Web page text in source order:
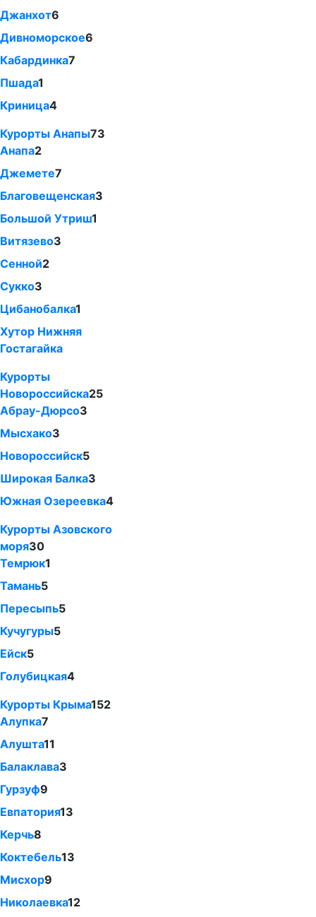
Джанхот6
Дивноморское6
Кабардинка7
Пшада1
Криница4
Курорты Анапы73
Анапа2
Джемете7
Благовещенская3
Большой Утриш1
Витязево3
Сенной2
Сукко3
Цибанобалка1
Хутор Нижняя
Гостагайка
Курорты
Новороссийска25
Абрау-Дюрсо3
Мысхако3
Новороссийск5
Широкая Балка3
Южная Озереевка4
Курорты Азовского
моря30
Темрюк1
Тамань5
Пересыпь5
Кучугуры5
Ейск5
Голубицкая4
Курорты Крыма152
Алупка7
Алушта11
Балаклава3
Гурзуф9
Евпатория13
Керчь8
Коктебель13
Мисхор9
Николаевка12